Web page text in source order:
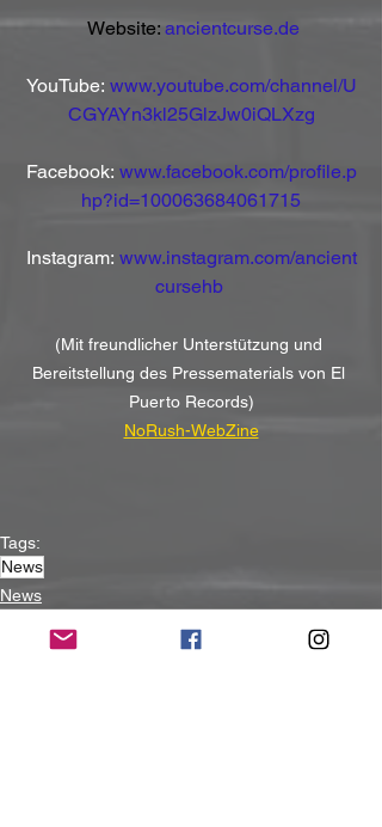
Website: ancientcurse.de
YouTube: www.youtube.com/channel/U
CGYAYn3kl25GlzJw0iQLXzg
Facebook: www.facebook.com/profile.p
hp?id=100063684061715
Instagram: www.instagram.com/ancient
cursehb
(Mit freundlicher Unterstützung und
Bereitstellung des Pressematerials von El
Puerto Records)
NoRush-WebZine
Tags:
News
News